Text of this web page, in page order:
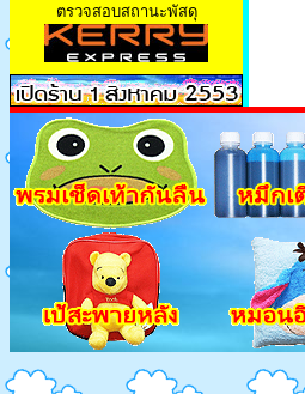
ตรวจสอบสถานะพัสดุ